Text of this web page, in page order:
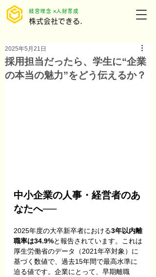
株式会社できる.
​経営理念 ×人財育成
採用担当だったら、学生に“企業
の本当の魅力”をどう伝えるか？
2025年5月21日
中小企業の人事・経営者のあ
なたへ──
2025年度の大卒新卒者における3年以内離
職率は34.9%と報告されています。これは
厚生労働省のデータ（2021年卒対象）に
基づく数値で、過去15年間で最高水準に
迫る値です。企業にとって、早期離職